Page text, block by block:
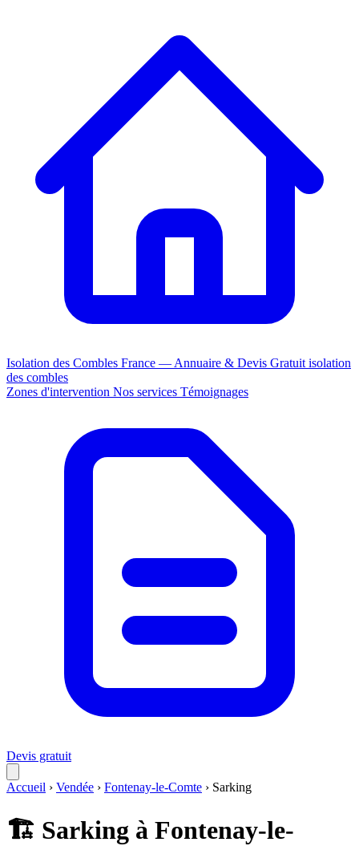
Isolation des Combles France — Annuaire & Devis Gratuit isolation
des combles
Zones d'intervention Nos services Témoignages
Devis gratuit
Accueil › Vendée › Fontenay-le-Comte › Sarking
🏗️ Sarking à Fontenay-le-